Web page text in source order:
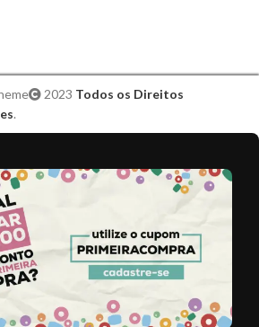
2023 Todos os Direitos
.